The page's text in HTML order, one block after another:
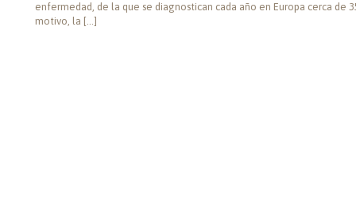
enfermedad, de la que se diagnostican cada año en Europa cerca de
motivo, la […]